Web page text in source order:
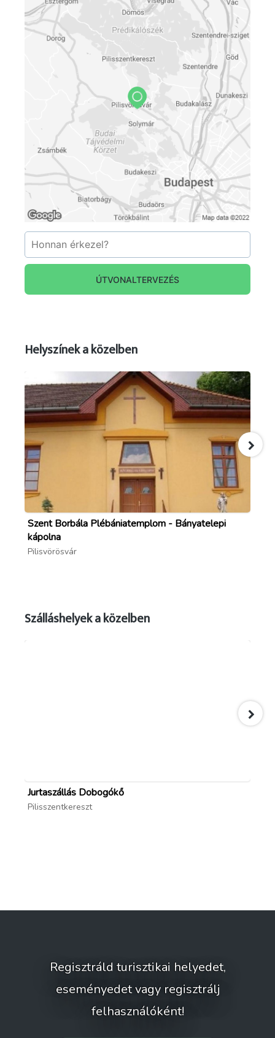
ÚTVONALTERVEZÉS
Helyszínek a közelben
Szent Borbála Plébániatemplom - Bányatelepi
kápolna
Pilisvörösvár
Szálláshelyek a közelben
Jurtaszállás Dobogókő
Pilisszentkereszt
Regisztráld turisztikai helyedet,
eseményedet vagy regisztrálj
felhasználóként!